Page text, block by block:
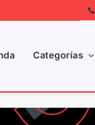
Categorías